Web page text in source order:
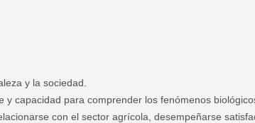
y la sociedad.
capacidad para comprender los fenómenos
con el sector agrícola, desempeñarse